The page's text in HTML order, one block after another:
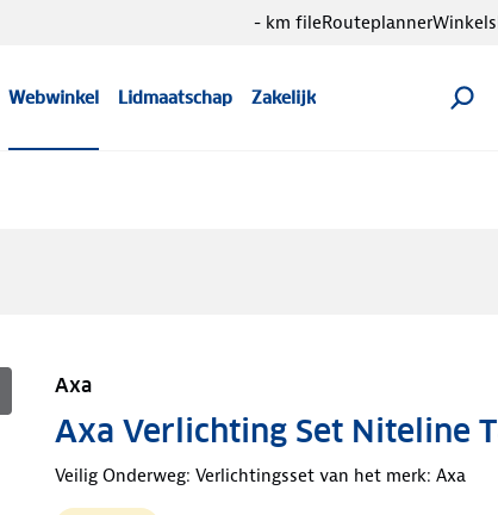
Webwinkel Lidmaatschap Zakelijk
- km fileRouteplannerWinkels
Axa
Axa Verlichting Set Niteline
Veilig Onderweg: Verlichtingsset van het merk: Axa